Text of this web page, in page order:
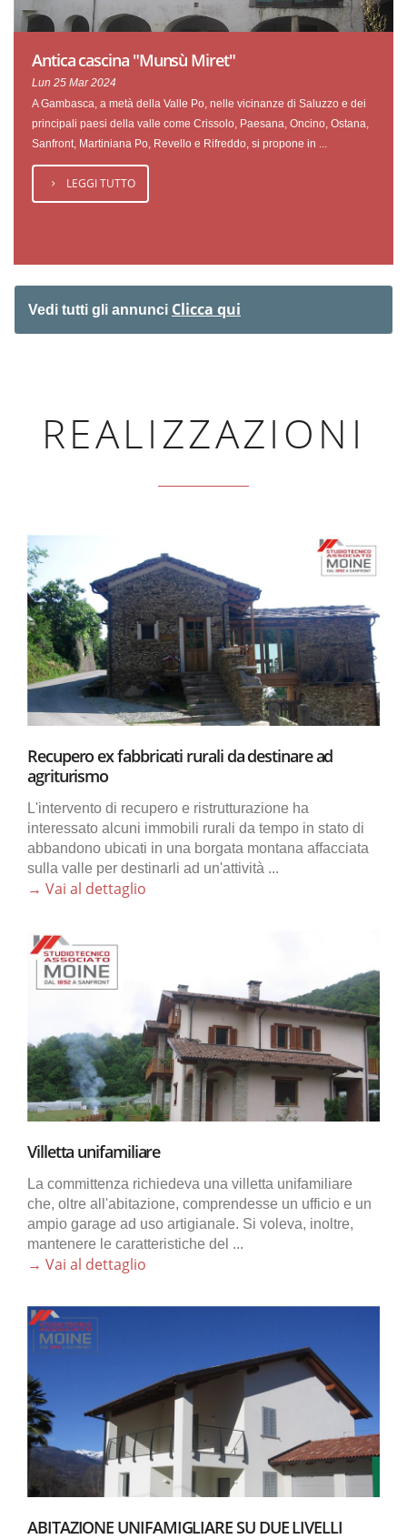
Antica cascina "Munsù Miret"
Lun 25 Mar 2024
A Gambasca, a metà della Valle Po, nelle vicinanze di Saluzzo e dei
principali paesi della valle come Crissolo, Paesana, Oncino, Ostana,
Sanfront, Martiniana Po, Revello e Rifreddo, si propone in ...
LEGGI TUTTO
Vedi tutti gli annunci Clicca qui
REALIZZAZIONI
Recupero ex fabbricati rurali da destinare ad
agriturismo
L'intervento di recupero e ristrutturazione ha
interessato alcuni immobili rurali da tempo in stato di
abbandono ubicati in una borgata montana affacciata
sulla valle per destinarli ad un'attività ...
→ Vai al dettaglio
Villetta unifamiliare
La committenza richiedeva una villetta unifamiliare
che, oltre all'abitazione, comprendesse un ufficio e un
ampio garage ad uso artigianale. Si voleva, inoltre,
mantenere le caratteristiche del ...
→ Vai al dettaglio
ABITAZIONE UNIFAMIGLIARE SU DUE LIVELLI